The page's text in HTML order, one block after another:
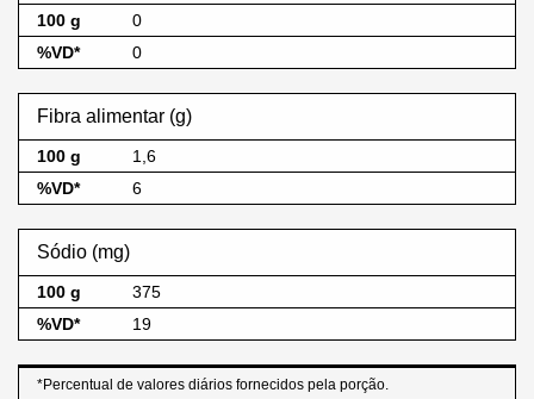
0
0
Fibra alimentar (g)
1,6
6
Sódio (mg)
375
19
*Percentual de valores diários fornecidos pela porção.